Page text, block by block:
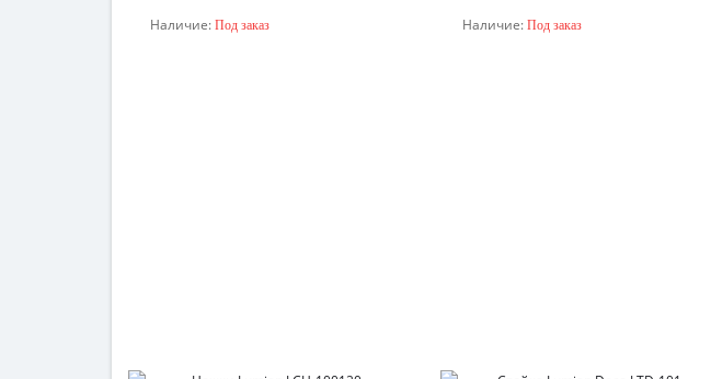
По запросу
Наличие: Под заказ По запросу
Наличие: Под заказ